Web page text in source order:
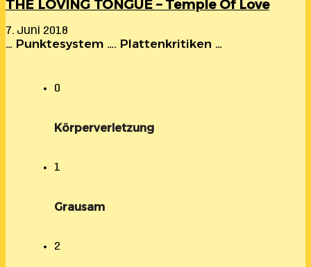
THE LOVING TONGUE – Temple Of Love
7. Juni 2018
… Punktesystem …. Plattenkritiken …
0
Körperverletzung
1
Grausam
2